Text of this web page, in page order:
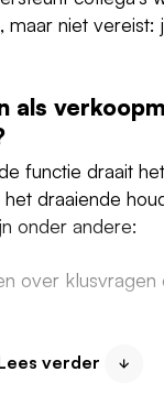
maar niet
als
functie draait
draaiende
onder andere:
over klusvragen
of sluiten als
verder